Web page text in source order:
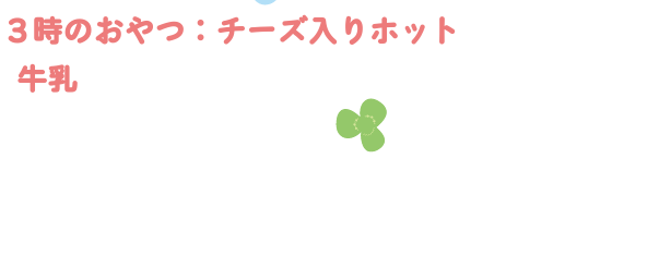
時のおやつ：チーズ入りホット
牛乳